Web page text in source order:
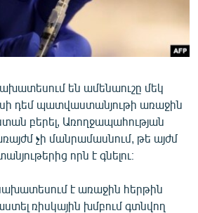
են ամենաուշը մեկ
դեմ պատվաստանյութի առաջին
բերել, Առողջապահության
չի մանրամասնում, թե այժմ
որն է գնելու։
է առաջին հերթին
ռիսկային խմբում գտնվող